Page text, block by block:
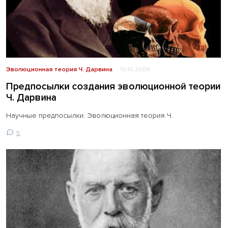
Эволюционная теория Ч. Дарвина 10.10.2006
Предпосылки создания эволюционной теории
Ч. Дарвина
Научные предпосылки. Эволюционная теория Ч.
5